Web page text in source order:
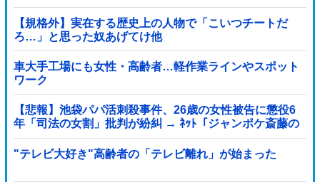
【規格外】実在する歴史上の人物で「こいつチートだ
ろ…」と思った奴あげてけ他
車大手工場にも女性・高齢者…軽作業ラインやスポット
ワーク
【悲報】池袋パパ活刺殺事件、26歳の女性被告に懲役6
年「司法の女割」批判が紛糾 → ﾈｯﾄ「ジャンポケ斎藤の
罪より軽くて草」ｗｗｗｗｗｗｗｗｗｗｗｗｗｗｗｗ
"テレビ大好き"高齢者の「テレビ離れ」が始まった